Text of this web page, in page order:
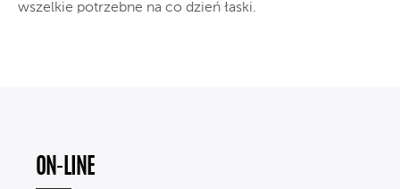
wszelkie potrzebne na co dzień łaski.
ON-LINE